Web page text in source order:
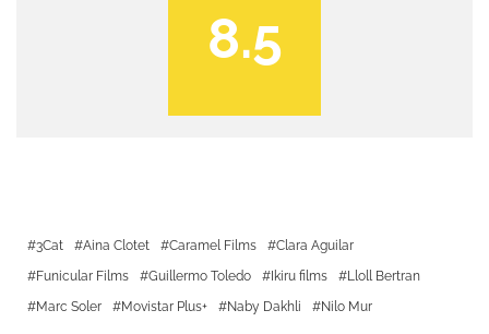
8.5
3Cat Aina Clotet Caramel Films
Clara Aguilar
Funicular Films
Guillermo Toledo Ikiru films
Lloll Bertran
Marc Soler
Movistar Plus+ Naby Dakhli Nilo Mur